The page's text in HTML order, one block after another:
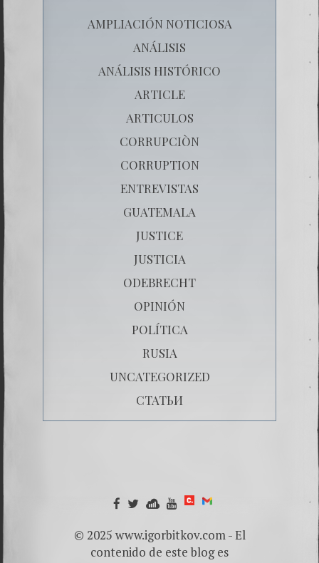
AMPLIACIÓN NOTICIOSA
ANÁLISIS
ANÁLISIS HISTÓRICO
ARTICLE
ARTICULOS
CORRUPCIÒN
CORRUPTION
ENTREVISTAS
GUATEMALA
JUSTICE
JUSTICIA
ODEBRECHT
OPINIÓN
POLÍTICA
RUSIA
UNCATEGORIZED
СТАТЬИ
© 2025 www.igorbitkov.com - El
contenido de este blog es